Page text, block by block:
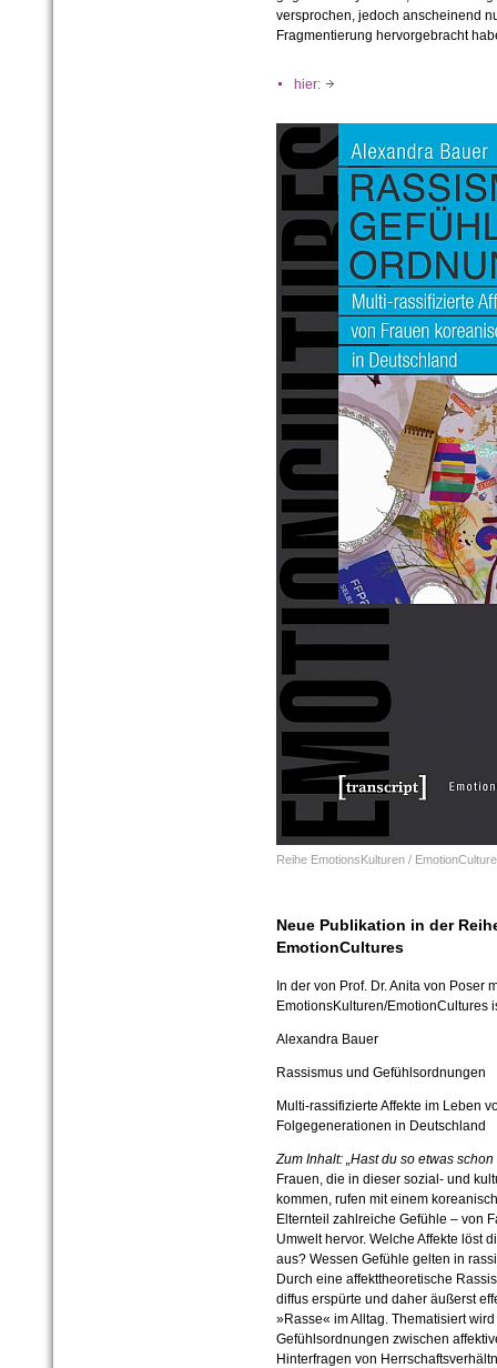
versprochen, jedoch anscheinend
Fragmentierung hervorgebracht
hier:
Reihe EmotionsKulturen /
Neue Publikation in der
EmotionCultures
In der von Prof. Dr. Anita von Poser
EmotionsKulturen/EmotionCultures
Alexandra Bauer
Rassismus und Gefühlsordnungen
Multi-rassifizierte Affekte im Leben
Folgegenerationen in Deutschland
Zum Inhalt: „Hast du so etwas
Frauen, die in dieser sozial- und
kommen, rufen mit einem
Elternteil zahlreiche Gefühle – von
Umwelt hervor. Welche Affekte löst
aus? Wessen Gefühle gelten in
Durch eine affekttheoretische
diffus erspürte und daher äußerst
»Rasse« im Alltag. Thematisiert
Gefühlsordnungen zwischen
Hinterfragen von